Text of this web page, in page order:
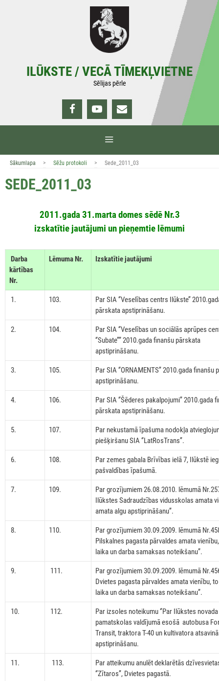
ILŪKSTE / VECĀ TĪMEKĻVIETNE
Sēlijas pērle
Sākumlapa > Sēžu protokoli > Sede_2011_03
SEDE_2011_03
2011.gada 31.marta domes sēdē Nr.3
izskatītie jautājumi un pieņemtie lēmumi
Darba
kārtības
Nr.
Lēmuma Nr. Izskatītie jautājumi
1. 103.
Par SIA ‘’Veselības centrs Ilūkste’’
pārskata apstiprināšanu.
2. 104.
Par SIA ‘’Veselības un sociālās aprūpes
‘’Subate’’” 2010.gada finanšu pārskata
apstiprināšanu.
3. 105.
Par SIA ‘’ORNAMENTS’’ 2010.gada finanšu
apstiprināšanu.
4. 106.
Par SIA ‘’Šēderes pakalpojumi’’ 2010.gada
pārskata apstiprināšanu.
5. 107.
Par nekustamā īpašuma nodokļa
piešķiršanu SIA ‘’LatRosTrans’’.
6. 108.
Par zemes gabala Brīvības ielā 7, Ilūkstē
pašvaldības īpašumā.
7. 109.
Par grozījumiem 26.08.2010. lēmumā Nr.257
Ilūkstes Sadraudzības vidusskolas amata
amata algu apstiprināšanu’’.
8. 110.
Par grozījumiem 30.09.2009. lēmumā Nr.458
Pilskalnes pagasta pārvaldes amata
laika un darba samaksas noteikšanu”.
9. 111.
Par grozījumiem 30.09.2009. lēmumā Nr.456
Dvietes pagasta pārvaldes amata vienību,
laika un darba samaksas noteikšanu”.
10. 112.
Par izsoles noteikumu ‘’Par Ilūkstes
pamatskolas valdījumā esošā autobusa
Transit, traktora T-40 un kultivatora
apstiprināšanu.
11. 113.
Par atteikumu anulēt deklarētās
‘’Zītaros’’, Dvietes pagastā.